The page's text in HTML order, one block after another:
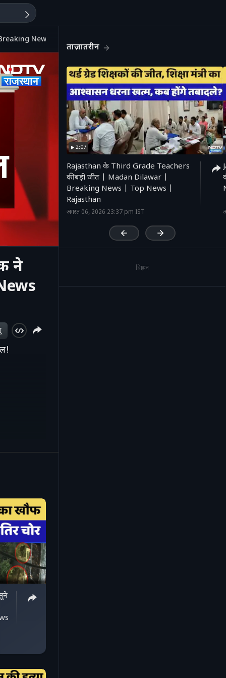
News | Latest
'
ने
ताज़ातरीन
2:07
Rajasthan के Third Grade Teachers
की बड़ी जीत | Madan Dilawar |
Breaking News | Top News |
Rajasthan
अगस्त 06, 2026 23:37 pm IST
विज्ञापन